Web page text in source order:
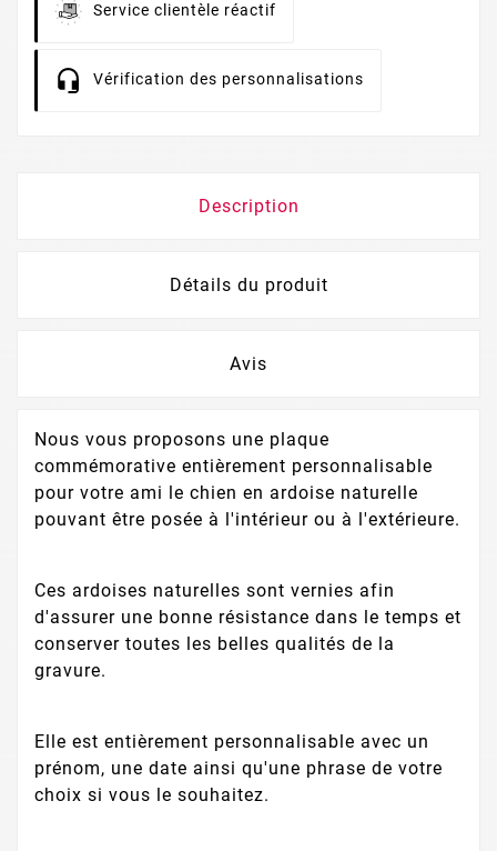
Service clientèle réactif
Vérification des personnalisations
Description
Détails du produit
Avis
Nous vous proposons une plaque
commémorative entièrement personnalisable
pour votre ami le chien en ardoise naturelle
pouvant être posée à l'intérieur ou à l'extérieure.
Ces ardoises naturelles sont vernies afin
d'assurer une bonne résistance dans le temps et
conserver toutes les belles qualités de la
gravure.
Elle est entièrement personnalisable avec un
prénom, une date ainsi qu'une phrase de votre
choix si vous le souhaitez.